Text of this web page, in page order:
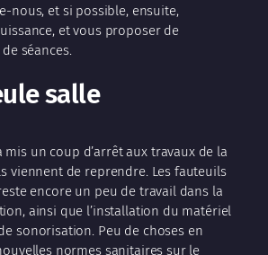
nous, et si possible, ensuite,
et vous proposer de
séances.
salle
mis un coup d’arrêt aux travaux de la
viennent de reprendre. Les fauteuils
encore un peu de travail dans la
ainsi que l’installation du matériel
sonorisation. Peu de choses en
normes sanitaires sur le